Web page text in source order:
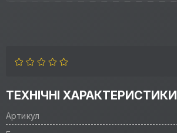
ТЕХНІЧНІ ХАРАКТЕРИСТИКИ
Артикул